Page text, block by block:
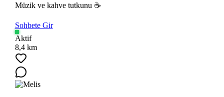
Müzik ve kahve tutkunu ☕
Sohbete Gir
Aktif
8,4 km